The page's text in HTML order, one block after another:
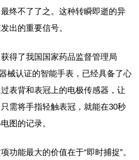
终不了了之。这种转瞬即逝的异
出的重要信号。
得了我国国家药品监督管理局
械认证的智能手表，已经具备了心
表背和表冠上的电极传感器，让
需将手指轻触表冠，就能在30秒
图的记录。
功能最大的价值在于“即时捕捉”。